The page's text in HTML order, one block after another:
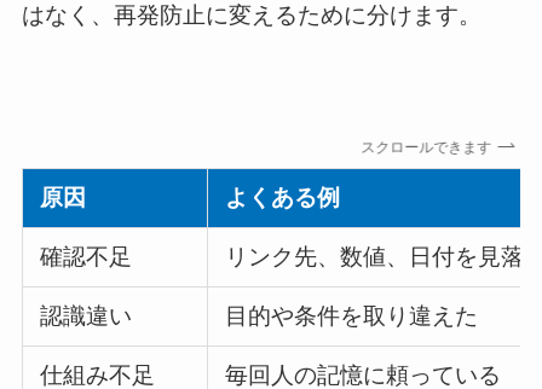
はなく、再発防止に変えるために分けます。
スクロールできます
原因 よくある例
確認不足 リンク先、数値、日付を見落
認識違い 目的や条件を取り違えた
仕組み不足 毎回人の記憶に頼っている